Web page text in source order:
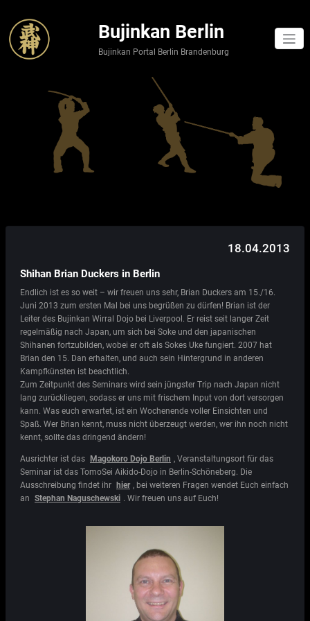
content
Bujinkan Berlin
Bujinkan Portal Berlin Brandenburg
18.04.2013
Shihan Brian Duckers in Berlin
Endlich ist es so weit – wir freuen uns sehr, Brian Duckers am 15./16.
Juni 2013 zum ersten Mal bei uns begrüßen zu dürfen! Brian ist der
Leiter des Bujinkan Wirral Dojo bei Liverpool. Er reist seit langer Zeit
regelmäßig nach Japan, um sich bei Soke und den japanischen
Shihanen fortzubilden, wobei er oft als Sokes Uke fungiert. 2007 hat
Brian den 15. Dan erhalten, und auch sein Hintergrund in anderen
Kampfkünsten ist beachtlich.
Zum Zeitpunkt des Seminars wird sein jüngster Trip nach Japan nicht
lang zurückliegen, sodass er uns mit frischem Input von dort versorgen
kann. Was euch erwartet, ist ein Wochenende voller Einsichten und
Spaß. Wer Brian kennt, muss nicht überzeugt werden, wer ihn noch nicht
kennt, sollte das dringend ändern!
Ausrichter ist das Magokoro Dojo Berlin , Veranstaltungsort für das
Seminar ist das TomoSei Aikido-Dojo in Berlin-Schöneberg. Die
Ausschreibung findet ihr hier , bei weiteren Fragen wendet Euch einfach
an Stephan Naguschewski . Wir freuen uns auf Euch!